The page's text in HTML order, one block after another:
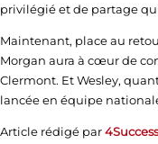
privilégié et de partage
Maintenant, place au
Morgan aura à cœur de
Clermont. Et Wesley,
lancée en équipe
Article rédigé par